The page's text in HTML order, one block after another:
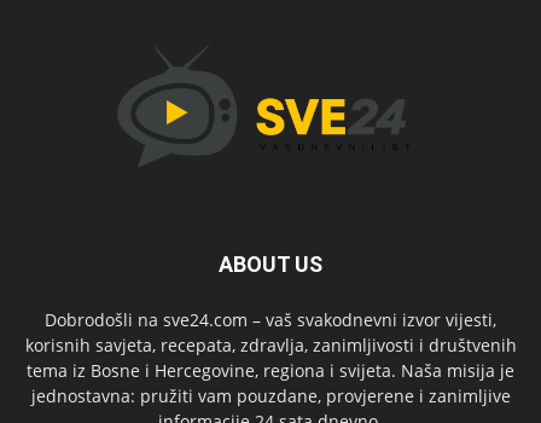
ABOUT US
Dobrodošli na sve24.com – vaš svakodnevni izvor vijesti,
korisnih savjeta, recepata, zdravlja, zanimljivosti i društvenih
tema iz Bosne i Hercegovine, regiona i svijeta. Naša misija je
jednostavna: pružiti vam pouzdane, provjerene i zanimljive